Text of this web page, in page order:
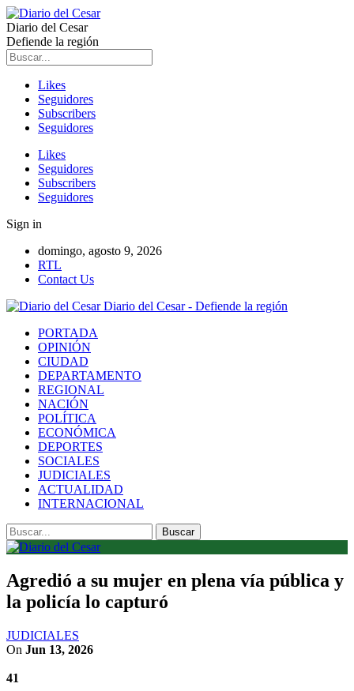
Diario del Cesar
Defiende la región
Likes
Seguidores
Subscribers
Seguidores
Likes
Seguidores
Subscribers
Seguidores
Sign in
domingo, agosto 9, 2026
RTL
Contact Us
Diario del Cesar - Defiende la región
PORTADA
OPINIÓN
CIUDAD
DEPARTAMENTO
REGIONAL
NACIÓN
POLÍTICA
ECONÓMICA
DEPORTES
SOCIALES
JUDICIALES
ACTUALIDAD
INTERNACIONAL
Agredió a su mujer en plena vía pública y
la policía lo capturó
JUDICIALES
On Jun 13, 2026
41